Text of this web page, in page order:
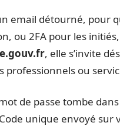
email détourné, pour
ou 2FA pour les
, elle s’invite
professionnels ou
de passe tombe
unique envoyé sur